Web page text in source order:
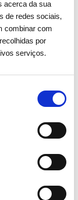
acerca da sua
de redes sociais,
combinar com
por
serviços.
a redução das
a 2021) e a
em cargos
às
até 2030 e a
ESG como
a empresa.